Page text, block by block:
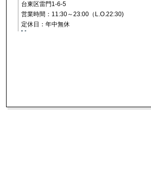
台東区雷門1-6-5
営業時間：11:30～23:00（L.O.22:30)
定休日：年中無休